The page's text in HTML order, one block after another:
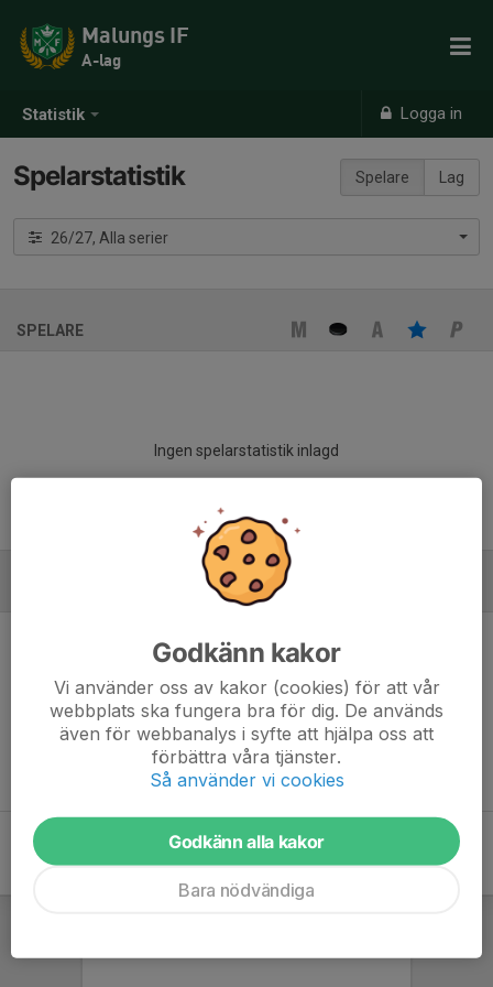
Statistik Logga in
Malungs IF
A-lag
Spelare Lag
Spelarstatistik
26/27, Alla serier
SPELARE
Ingen spelarstatistik inlagd
Ingen målvaktsstatistik inlagd
Godkänn kakor
Vi använder oss av kakor (cookies) för att vår
webbplats ska fungera bra för dig. De används
även för webbanalys i syfte att hjälpa oss att
förbättra våra tjänster.
Så använder vi cookies
Godkänn alla kakor
Bara nödvändiga